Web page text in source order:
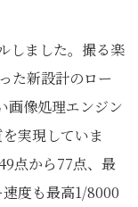
しました。撮る楽
た新設計のロー
画像処理エンジン
実現していま
点から77点、最
度も最高1/8000